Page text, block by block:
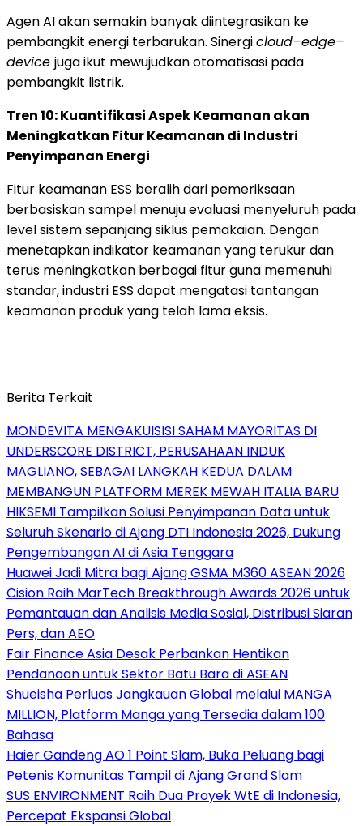
Agen AI akan semakin banyak diintegrasikan ke
pembangkit energi terbarukan. Sinergicloud–edge–
device juga ikut mewujudkan otomatisasi pada
pembangkit listrik.
Tren 10: Kuantifikasi Aspek Keamanan akan
Meningkatkan Fitur Keamanan di Industri
Penyimpanan Energi
Fitur keamanan ESS beralih dari pemeriksaan
berbasiskan sampel menuju evaluasi menyeluruh pada
level sistem sepanjang siklus pemakaian. Dengan
menetapkan indikator keamanan yang terukur dan
terus meningkatkan berbagai fitur guna memenuhi
standar, industri ESS dapat mengatasi tantangan
keamanan produk yang telah lama eksis.
Berita Terkait
MONDEVITA MENGAKUISISI SAHAM MAYORITAS DI
UNDERSCORE DISTRICT, PERUSAHAAN INDUK
MAGLIANO, SEBAGAI LANGKAH KEDUA DALAM
MEMBANGUN PLATFORM MEREK MEWAH ITALIA BARU
HIKSEMI Tampilkan Solusi Penyimpanan Data untuk
Seluruh Skenario di Ajang DTI Indonesia 2026, Dukung
Pengembangan AI di Asia Tenggara
Huawei Jadi Mitra bagi Ajang GSMA M360 ASEAN 2026
Cision Raih MarTech Breakthrough Awards 2026 untuk
Pemantauan dan Analisis Media Sosial, Distribusi Siaran
Pers, dan AEO
Fair Finance Asia Desak Perbankan Hentikan
Pendanaan untuk Sektor Batu Bara di ASEAN
Shueisha Perluas Jangkauan Global melalui MANGA
MILLION, Platform Manga yang Tersedia dalam 100
Bahasa
Haier Gandeng AO 1 Point Slam, Buka Peluang bagi
Petenis Komunitas Tampil di Ajang Grand Slam
SUS ENVIRONMENT Raih Dua Proyek WtE di Indonesia,
Percepat Ekspansi Global